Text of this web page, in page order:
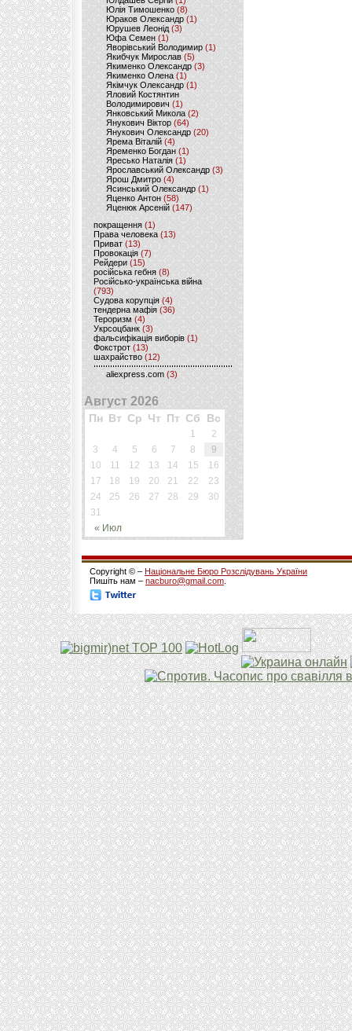
Юлія Тимошенко (8)
Юраков Олександр (1)
Юрушев Леонід (3)
Юфа Семен (1)
Яворівський Володимир (1)
Якибчук Мирослав (5)
Якименко Олександр (3)
Якименко Олена(1)
Якімчук Олександр (1)
Яловий Костянтин
Володимирович (1)
Янковський Микола(2)
Янукович Віктор (64)
Янукович Олександр(20)
Ярема Віталій(4)
Яременко Богдан(1)
Яресько Наталія(1)
Ярославський Олександр (3)
Ярош Дмитро (4)
Ясинський Олександр (1)
Яценко Антон(58)
Яценюк Арсеній (147)
покращення (1)
Права человека(13)
Приват (13)
Провокація (7)
Рейдери (15)
російська гебня (8)
Російсько-українська війна
(793)
Судова корупція (4)
тендерна мафія (36)
Тероризм (4)
Укрсоцбанк (3)
фальсифікація виборів (1)
Фокстрот(13)
шахрайство (12)
aliexpress.com (3)
Август 2026
Пн Вт Ср Чт Пт Сб Вс
« Июл
1
2
3
4 5 6 7 8
9
10
11 12 13 14 15
16
17
18 19 20 21 22
23
24
25 26 27 28 29
30
31
Copyright © – Національне Бюро Розслідувань України
Пишіть нам – nacburo@gmail.com